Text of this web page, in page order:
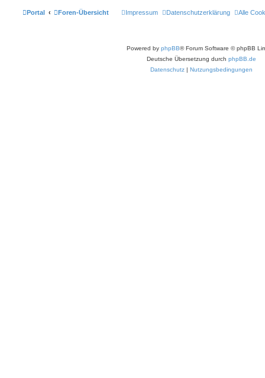
Portal Foren-Übersicht Alle
Datenschutzerklärung
Impressum
Powered by phpBB® Forum Software © phpBB
Deutsche Übersetzung durch phpBB.de
Datenschutz | Nutzungsbedingungen